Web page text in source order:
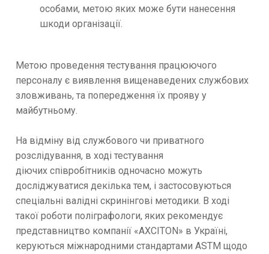
особами, метою яких може бути нанесення
шкоди організації.
Метою проведення тестування працюючого
персоналу є виявлення вищенаведених службових
зловживань, та попередження їх прояву у
майбутньому.
На відміну від службового чи приватного
розслідування, в ході тестування
діючих співробітників одночасно можуть
досліджуватися декілька тем, і застосовуються
спеціальні валідні скринінгові методики. В ході
такої роботи поліграфологи, яких рекомендує
представництво компанії «AXCITON» в Україні,
керуються міжнародними стандартами ASTM щодо